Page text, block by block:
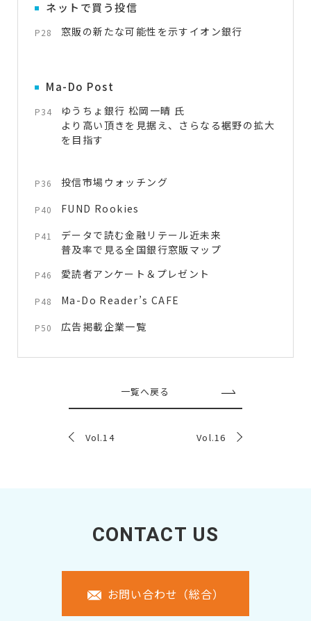
ネットで買う投信
P28 窓販の新たな可能性を示すイオン銀行
Ma-Do Post
P34
ゆうちょ銀行 松岡一晴 氏
より高い頂きを見据え、さらなる裾野の拡大
を目指す
P36 投信市場ウォッチング
P40 FUND Rookies
P41
データで読む金融リテール近未来
普及率で見る全国銀行窓販マップ
P46 愛読者アンケート＆プレゼント
P48 Ma-Do Reader’s CAFE
P50 広告掲載企業一覧
一覧へ戻る
Vol.14 Vol.16
CONTACT US
お問い合わせ（総合）